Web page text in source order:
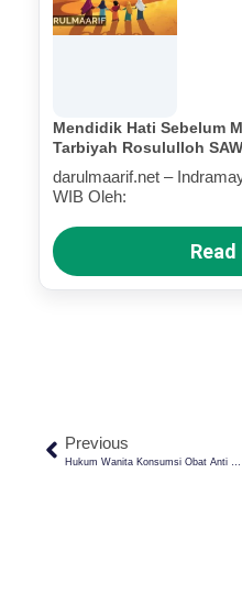
Mendidik Hati Sebelum
Tarbiyah Rosululloh
Terluka (Bagian III)
darulmaarif.net –
WIB Oleh:
Previous